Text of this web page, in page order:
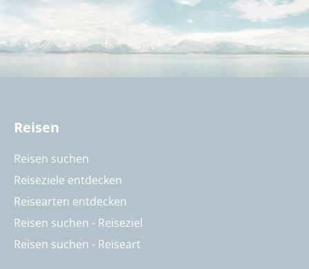
Reisen
Reisen suchen
Reiseziele entdecken
Reisearten entdecken
Reisen suchen - Reiseziel
Reisen suchen - Reiseart